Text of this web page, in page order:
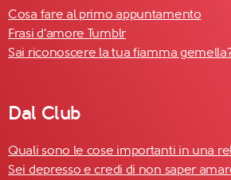
Cosa fare al primo appuntamento
Frasi d'amore Tumblr
Sai riconoscere la tua fiamma
Dal Club
Quali sono le cose importanti in una
Sei depresso e credi di non saper